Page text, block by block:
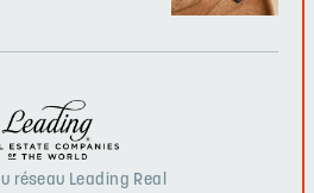
réseau Leading Real